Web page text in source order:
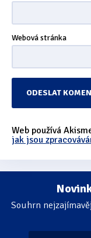
Webová stránka
Web používá
jak jsou
Souhrn